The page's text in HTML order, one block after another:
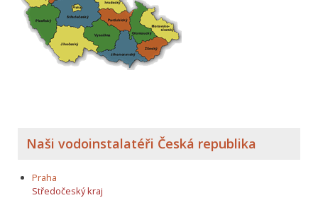
Naši vodoinstalatéři Česká republika
Praha
Středočeský kraj